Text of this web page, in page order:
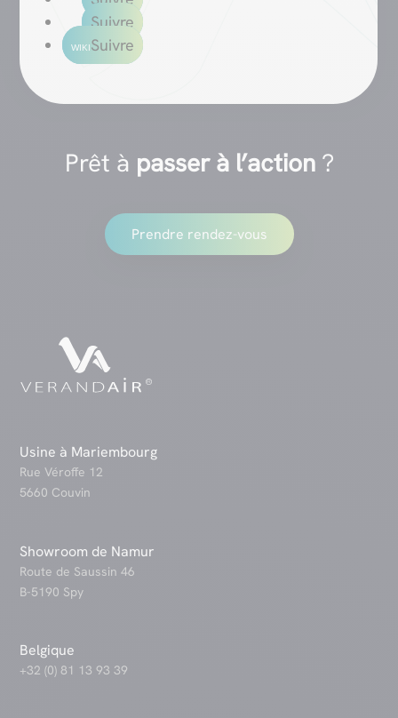
Suivre
Suivre
Prêt à passer à l’action?
Prendre rendez-vous
Usine à Mariembourg
Rue Véroffe 12
5660 Couvin
Showroom de Namur
Route de Saussin 46
B-5190 Spy
Belgique
+32 (0) 81 13 93 39